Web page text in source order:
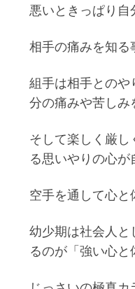
悪いときっぱり
相手の痛みを知る
組手は相手との
分の痛みや苦し
そして楽しく厳
る思いやりの心が
空手を通して心と
幼少期は社会人
るのが「強い心